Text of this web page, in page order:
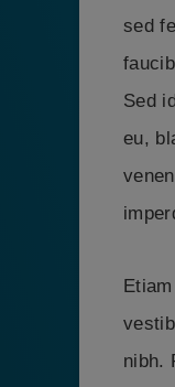
sed
Sed
eu,
nibh.